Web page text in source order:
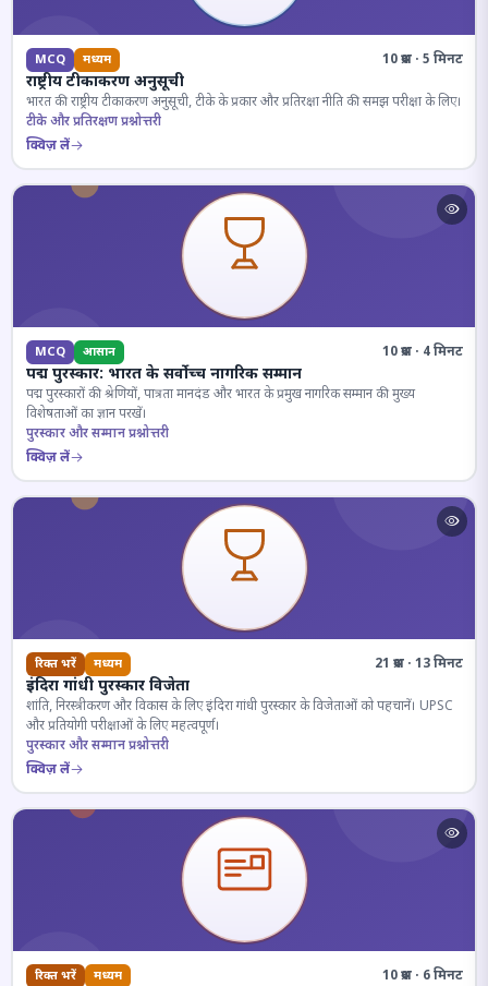
MCQ मध्यम 10 प्रश्न · 5 मिनट
राष्ट्रीय टीकाकरण अनुसूची
भारत की राष्ट्रीय टीकाकरण अनुसूची, टीके के प्रकार और प्रतिरक्षा नीति की समझ परीक्षा के लिए।
टीके और प्रतिरक्षण प्रश्नोत्तरी
क्विज़ लें
MCQ आसान 10 प्रश्न · 4 मिनट
पद्म पुरस्कार: भारत के सर्वोच्च नागरिक सम्मान
पद्म पुरस्कारों की श्रेणियों, पात्रता मानदंड और भारत के प्रमुख नागरिक सम्मान की मुख्य
विशेषताओं का ज्ञान परखें।
पुरस्कार और सम्मान प्रश्नोत्तरी
क्विज़ लें
रिक्त भरें मध्यम 21 प्रश्न · 13 मिनट
इंदिरा गांधी पुरस्कार विजेता
शांति, निरस्त्रीकरण और विकास के लिए इंदिरा गांधी पुरस्कार के विजेताओं को पहचानें। UPSC
और प्रतियोगी परीक्षाओं के लिए महत्वपूर्ण।
पुरस्कार और सम्मान प्रश्नोत्तरी
क्विज़ लें
रिक्त भरें मध्यम 10 प्रश्न · 6 मिनट